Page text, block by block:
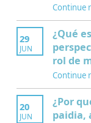
Continue
29
JUN
¿Qué
rol de
Continue
20
JUN
¿Por
paidia,